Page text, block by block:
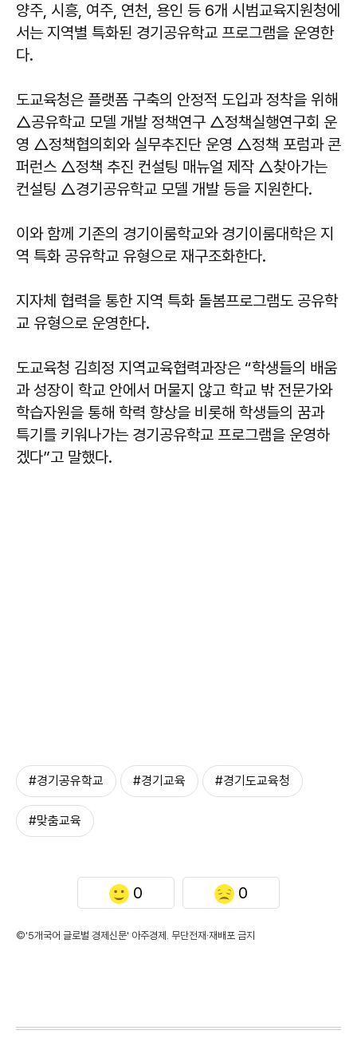
양주, 시흥, 여주, 연천, 용인 등 6개 시범교육지원청에
서는 지역별 특화된 경기공유학교 프로그램을 운영한
다.
도교육청은 플랫폼 구축의 안정적 도입과 정착을 위해
△공유학교 모델 개발 정책연구 △정책실행연구회 운
영 △정책협의회와 실무추진단 운영 △정책 포럼과 콘
퍼런스 △정책 추진 컨설팅 매뉴얼 제작 △찾아가는
컨설팅 △경기공유학교 모델 개발 등을 지원한다.
이와 함께 기존의 경기이룸학교와 경기이룸대학은 지
역 특화 공유학교 유형으로 재구조화한다.
지자체 협력을 통한 지역 특화 돌봄프로그램도 공유학
교 유형으로 운영한다.
도교육청 김희정 지역교육협력과장은 “학생들의 배움
과 성장이 학교 안에서 머물지 않고 학교 밖 전문가와
학습자원을 통해 학력 향상을 비롯해 학생들의 꿈과
특기를 키워나가는 경기공유학교 프로그램을 운영하
겠다”고 말했다.
#경기공유학교 #경기교육 #경기도교육청
#맞춤교육
0 0
©'5개국어 글로벌 경제신문' 아주경제. 무단전재·재배포 금지